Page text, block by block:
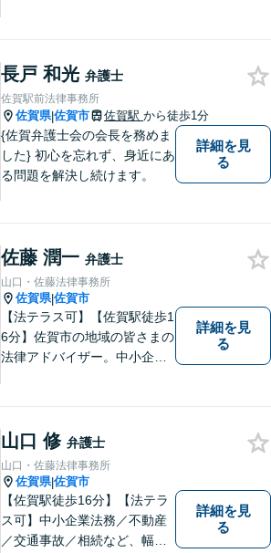
ぐように、丁寧にお悩みをお
伺いいたします。
長戸 和光 弁護士
佐賀駅前法律事務所
佐賀県|佐賀市 佐賀駅 から徒歩1分
{佐賀弁護士会の会長を務めま
した} 初心を忘れず、身近にあ
る問題を解決し続けます。
詳細を見
る
佐藤 潤一 弁護士
山口・佐藤法律事務所
佐賀県|佐賀市
【法テラス可】【佐賀駅徒歩1
6分】佐賀市の地域の皆さまの
法律アドバイザー。中小企業
う、最善を尽くさせていただ
きます。【土日夜間対応】
詳細を見
る
山口 修 弁護士
山口・佐藤法律事務所
佐賀県|佐賀市
【佐賀駅徒歩16分】【法テラ
ス可】中小企業法務／不動産
／交通事故／相続など、幅広
詳細を見
る